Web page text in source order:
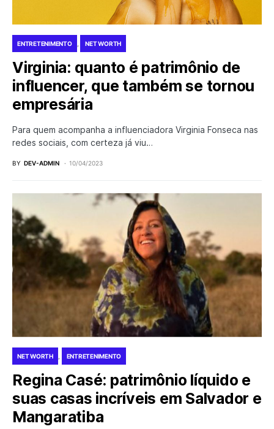
ENTRETENIMENTO NET WORTH
Virginia: quanto é patrimônio de
influencer, que também se tornou
empresária
Para quem acompanha a influenciadora Virginia Fonseca nas
redes sociais, com certeza já viu…
BY DEV-ADMIN 10/04/2023
NET WORTH ENTRETENIMENTO
Regina Casé: patrimônio líquido e
suas casas incríveis em Salvador e
Mangaratiba